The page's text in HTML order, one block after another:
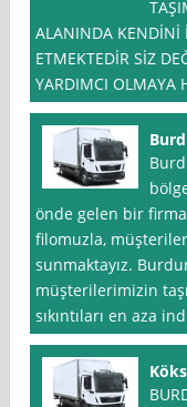
ALANINDA KENDİNİ
ETMEKTEDİR SİZ
YARDIMCI OLMAYA
önde gelen bir
filomuzla,
sunmaktayız.
müşterilerimizin
sıkıntıları en aza